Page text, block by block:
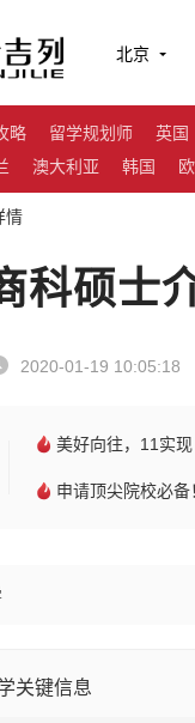
北京
略 留学规划师 英国
澳大利亚 韩国
情
科硕士
2020-01-19 10:05:18
美好向往，11实现
申请顶尖院校必备
关键信息